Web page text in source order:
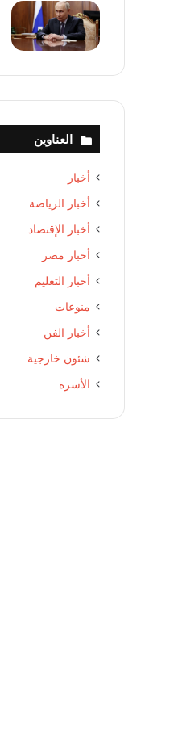
العناوين
أخبار
أخبار الرياضة
أخبار الإقتصاد
أخبار مصر
أخبار التعليم
منوعات
أخبار الفن
شئون خارجية
الأسرة